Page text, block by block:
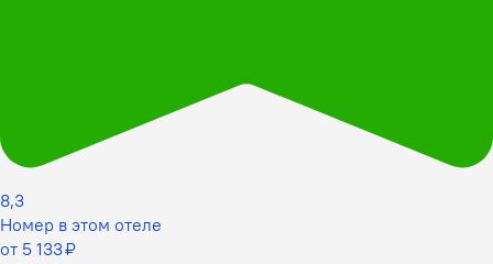
8,3
Номер в этом отеле
от 5 133 ₽